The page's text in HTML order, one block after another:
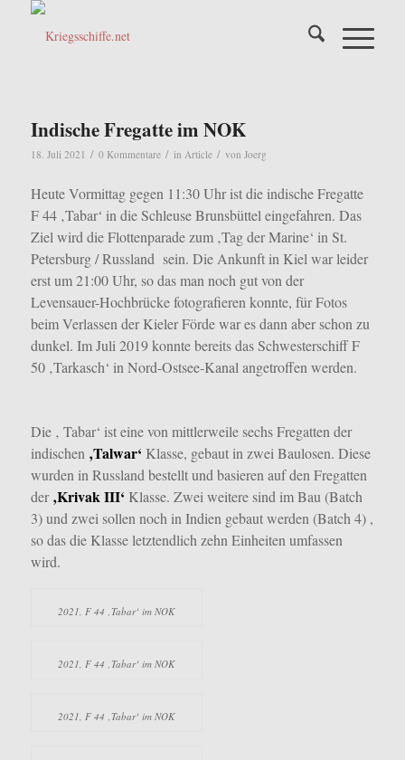
Indische Fregatte im NOK
18. Juli 2021 / 0 Kommentare / in Article / von Joerg
Heute Vormittag gegen 11:30 Uhr ist die indische Fregatte
F 44 ‚Tabar‘ in die Schleuse Brunsbüttel eingefahren. Das
Ziel wird die Flottenparade zum ‚Tag der Marine‘ in St.
Petersburg / Russland sein. Die Ankunft in Kiel war leider
erst um 21:00 Uhr, so das man noch gut von der
Levensauer-Hochbrücke fotografieren konnte, für Fotos
beim Verlassen der Kieler Förde war es dann aber schon zu
dunkel. Im Juli 2019 konnte bereits das Schwesterschiff F
50 ‚Tarkasch‘ in Nord-Ostsee-Kanal angetroffen werden.
Die ‚ Tabar‘ ist eine von mittlerweile sechs Fregatten der
indischen ‚Talwar‘ Klasse, gebaut in zwei Baulosen. Diese
wurden in Russland bestellt und basieren auf den Fregatten
der‚Krivak III‘ Klasse. Zwei weitere sind im Bau (Batch
3) und zwei sollen noch in Indien gebaut werden (Batch 4) ,
so das die Klasse letztendlich zehn Einheiten umfassen
wird.
2021, F 44 ‚Tabar‘ im NOK
2021, F 44 ‚Tabar‘ im NOK
2021, F 44 ‚Tabar‘ im NOK